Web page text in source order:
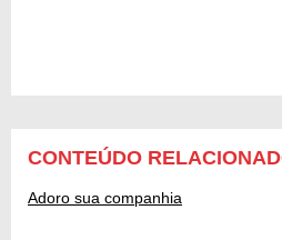
CONTEÚDO
Adoro sua companhia